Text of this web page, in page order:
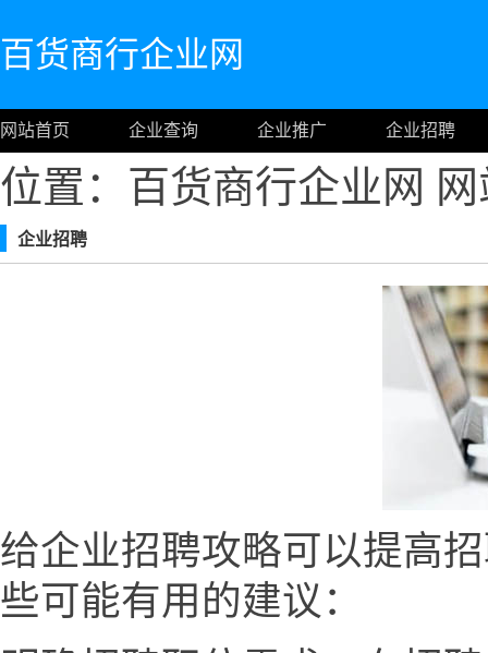
百货商行企业网
网站首页 企业查询 企业推广 企业招聘
位置：百货商行企业网
企业招聘
给企业招聘攻略可以提高
些可能有用的建议：